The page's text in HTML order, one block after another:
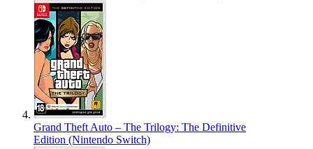
Grand Theft Auto – The Trilogy: The Definitive
Edition (Nintendo Switch)